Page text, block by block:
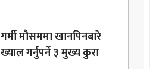
गर्मी मौसममा खानपिनबारे
ख्याल गर्नुपर्ने ३ मुख्य कुरा